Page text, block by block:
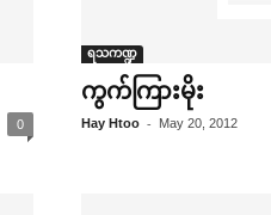
0
ရသကဏ္ဍ
ကွက်ကြားမိုး
Hay Htoo - May 20, 2012